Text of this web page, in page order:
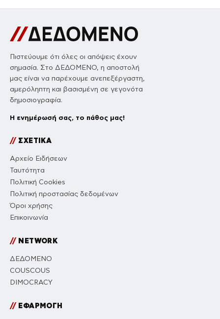
Πιστεύουμε ότι όλες οι απόψεις έχουν
σημασία. Στο ΔΕΔΟΜΕΝΟ, η αποστολή
μας είναι να παρέχουμε ανεπεξέργαστη,
αμερόληπτη και βασισμένη σε γεγονότα
δημοσιογραφία.
Η ενημέρωσή σας, το πάθος μας!
//ΣΧΕΤΙΚΑ
Αρχείο Ειδήσεων
Ταυτότητα
Πολιτική Cookies
Πολιτική προστασίας δεδομένων
Όροι χρήσης
Επικοινωνία
//NETWORK
ΔΕΔΟΜΕΝΟ
COUSCOUS
DIMOCRACY
//ΕΦΑΡΜΟΓΗ